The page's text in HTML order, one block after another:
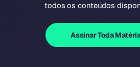
todos os conteúdos
Assinar Toda